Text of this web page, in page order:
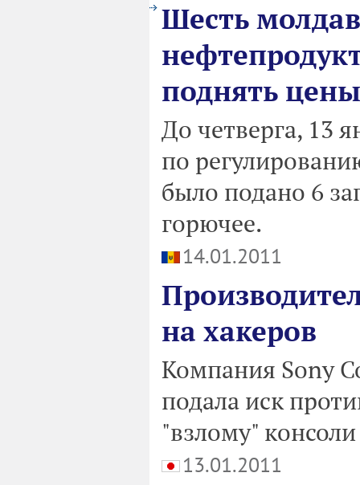
Шесть
поднять
До четверга, 13
по
было подано 6
горючее.
14.01.2011
на хакеров
Компания Sony
подала иск
"взлому"
13.01.2011